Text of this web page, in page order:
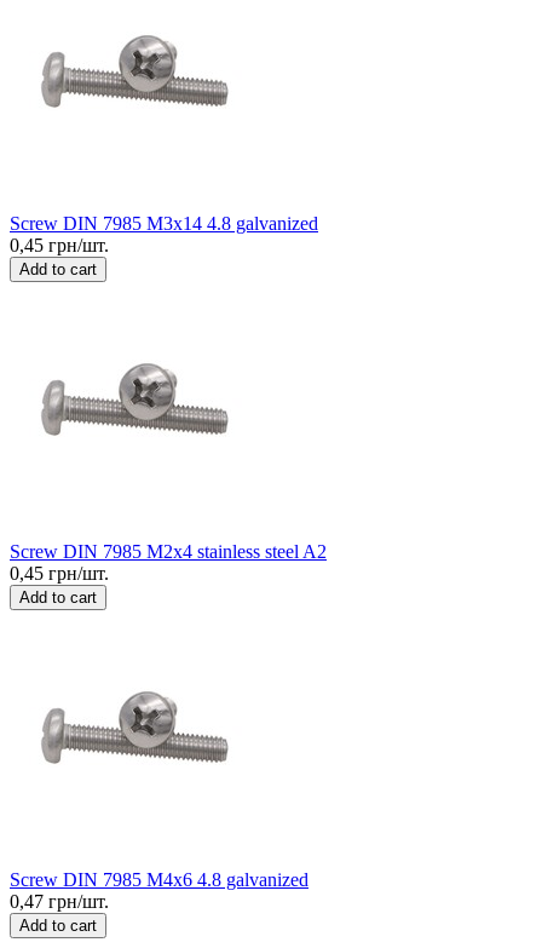
Screw DIN 7985 M3x14 4.8 galvanized
0,45 грн/шт.
Add to cart
Screw DIN 7985 M2x4 stainless steel A2
0,45 грн/шт.
Add to cart
Screw DIN 7985 M4x6 4.8 galvanized
0,47 грн/шт.
Add to cart